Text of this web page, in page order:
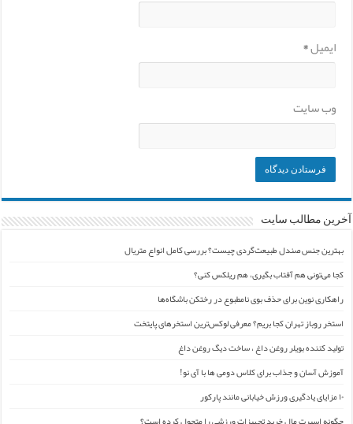
ایمیل*
وب‌ سایت
آخرین مطالب سایت
بهترین جنس صندل طبیعت‌گردی چیست؟ بررسی کامل انواع متریال
کجا می‌تونی هم آفتاب بگیری، هم ریلکس کنی؟
راهکاری نوین برای حذف بوی نامطبوع در رختکن باشگاه‌ها
استخر روباز تهران کجا بریم؟ معرفی لوکس‌ترین استخرهای پایتخت
تولید کننده بویلر روغن داغ ، ساخت دیگ روغن داغ
آموزش آسان و جذاب برای کلاس دومی ها با آی نو!
۱۰ مزایای یادگیری ورزش خیابانی مانند پارکور